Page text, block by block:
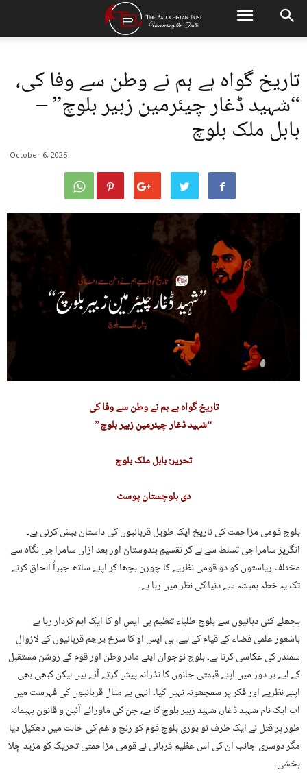
تاریخ گواہ ہے ہم نے وطن سے وفا کی،
“شہید ڈغار چیئرمین زبیر بلوچ” –
بابل ملک بلوچ
October 6, 2025
تاریخ گواہ ہے ہم نے وطن سے وفا کی
“شہید ڈغار چیئرمین زبیر بلوچ”
تحریر: بابل ملک بلوچ
دی بلوچستان پوسٹ
بلوچ قومی مزاحمت کی تاریخ ایک طویل قربانیوں کی داستان پیش کرتی ہے۔
انگریز سامراجی تسلط سے لے کر تقسیمِ ہندوستان اور بعد ازاں سامراجی نگاہ سے
مختلف ریاستوں کو دو قومی نظریے کا چورن بچھا کر اپنے ساتھ جبراً الحاق کرنے
تک یہ خطہ ہمیشہ سے دنیا کی نظر میں رہا ہے۔
پچھلے کئی دہائیوں سے بلوچ طلباء تنظیم بی ایس او کا ایک اہم کردار رہا ہے
باشعور علمی فضاء کے قیام کے لیے، بی ایس او کا سرخ پرچم قربانیوں کے لازوال
سمندر کی عکاسی کرتا ہے۔ بلوچ نوجوان اپنے مادر وطن اور قوم کے روشن مستقبل
کے لیے ہر دور میں اپنے قیمتی جانوں کا نذرانہ پیش کرتے آئے ہیں لیکن کبھی بھی
اپنے نظریے اور فکر پر سمجھوتہ نہیں کیا۔ انہی بے مثال قربانیوں کی فہرست میں
اب ایک نام شہید ڈغار، شہید زبیر بلوچ کا ہے، جن کی ماورائے آئین و قانون بہیمانہ
طور پر قتل نے ایک طرف تو پوری بلوچ قوم کو رنج و غم کی حالت میں دھکیل دیا
مگر دوسری جانب ان کی اس عظیم قربانی نے قومی مزاحمتی تحریک کو مزید جِلا
بخشی۔